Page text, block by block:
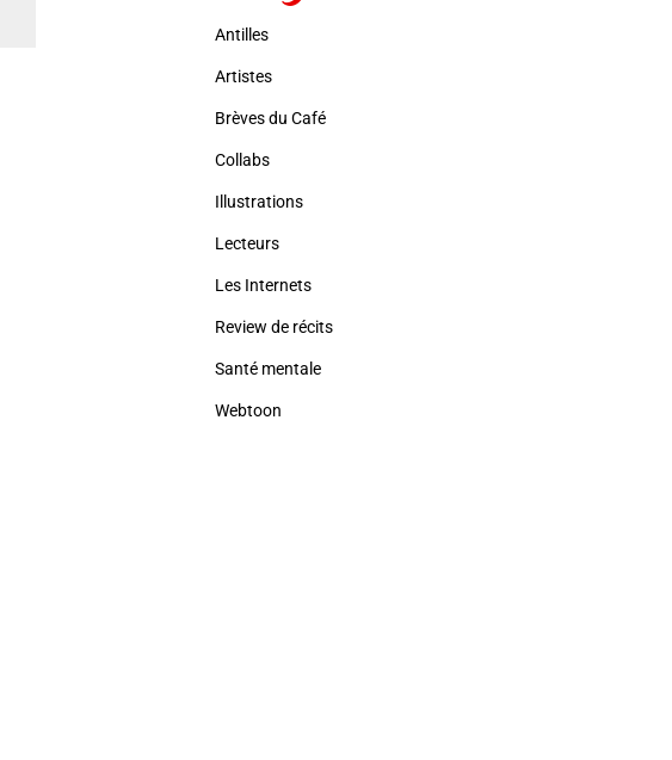
Antilles
Artistes
Brèves du Café
Collabs
Illustrations
Lecteurs
Les Internets
Review de récits
Santé mentale
Webtoon